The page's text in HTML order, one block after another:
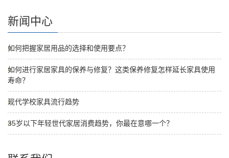
新闻中心
如何把握家居用品的选择和使用要点？
如何进行家居家具的保养与修复？这类保养修复怎样延长家具使用
寿命？
现代学校家具流行趋势
35岁以下年轻世代家居消费趋势，你最在意哪一个？